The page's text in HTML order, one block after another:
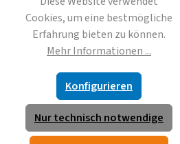
Cookies, um eine bestmögliche
Erfahrung bieten zu können.
Mehr Informationen ...
Nur technisch notwendige
Konfigurieren